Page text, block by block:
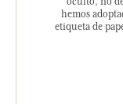
hemos
etiqueta de